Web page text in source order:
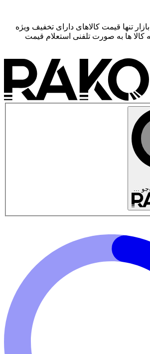
تنها قیمت کالاهای دارای تخفیف ویژه
کالا ها به صورت تلفنی استعلام قیمت
...